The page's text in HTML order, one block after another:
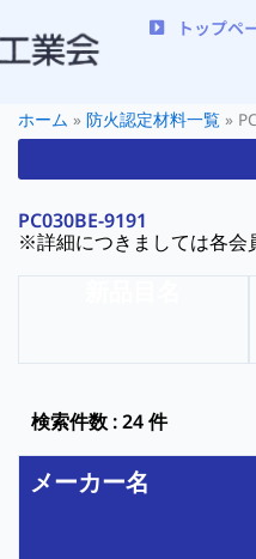
トップペ
ホーム » 防火認定材料一覧»
PC030BE-9191
※詳細につきましては各会
検索件数 : 24 件
メーカー名